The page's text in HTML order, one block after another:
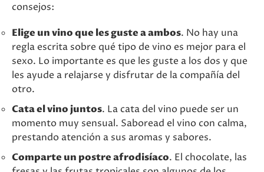
consejos:
Elige un vino que les guste a ambos. No hay una
regla escrita sobre qué tipo de vino es mejor para el
sexo. Lo importante es que les guste a los dos y que
les ayude a relajarse y disfrutar de la compañía del
otro.
Cata el vino juntos. La cata del vino puede ser un
momento muy sensual. Saboread el vino con calma,
prestando atención a sus aromas y sabores.
Comparte un postre afrodisíaco. El chocolate, las